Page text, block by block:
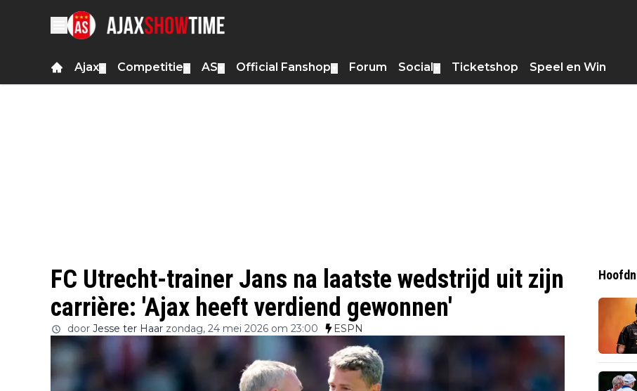
Ajax Competitie AS Official Fanshop Forum Social Ticketshop Speel en Win
FC Utrecht-trainer Jans na laatste wedstrijd uit zijn
carrière: 'Ajax heeft verdiend gewonnen'
door Jesse ter Haar zondag, 24 mei 2026 om 23:00 ESPN